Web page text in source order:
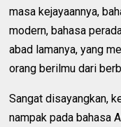
masa kejayaannya,
modern, bahasa
abad lamanya, yang
orang berilmu dari
Sangat disayangkan,
nampak pada bahasa